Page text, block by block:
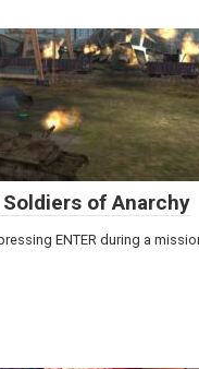
of Anarchy
ENTER during a